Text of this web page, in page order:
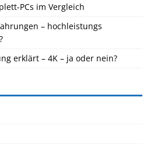
PCs im Vergleich
– hochleistungs
erklärt – 4K – ja oder nein?